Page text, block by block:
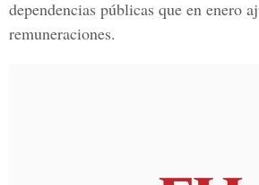
dependencias públicas que en enero
remuneraciones.